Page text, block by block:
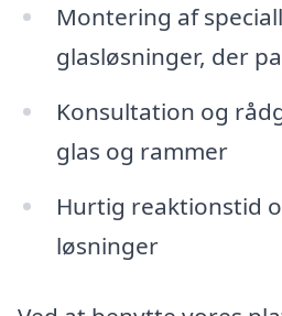
Montering af
glasløsninger, der
Konsultation og
glas og rammer
Hurtig reaktionstid
løsninger